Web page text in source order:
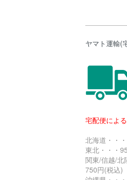
ヤマト運輸(
宅配便によ
北海道・・
東北・・・
関東/信越/北
750円(税込)